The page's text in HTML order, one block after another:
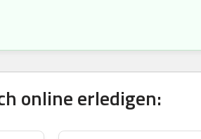
online erledigen: